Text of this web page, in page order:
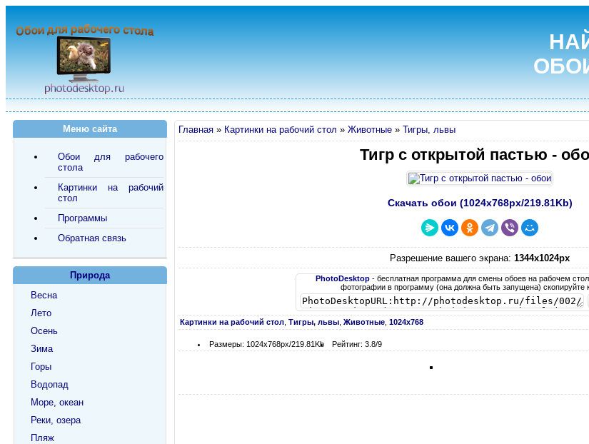
Главная » Картинки на рабочий стол » Животные » Тигры, львы
Тигр с открытой пастью -
Скачать обои (1024х768px/219.81Kb)
Разрешение вашего экрана: 1344x1024px
PhotoDesktop - бесплатная программа для смены обоев на рабочем
фотографии в программу (она должна быть запущена) скопируйте
Картинки на рабочий стол Тигры, львы Животные 1024х768
Размеры: 1024х768px/219.81Kb Рейтинг: 3.8/9
Меню сайта
Обои для рабочего
стола
Картинки на рабочий
стол
Программы
Обратная связь
Природа
Весна
Лето
Осень
Зима
Горы
Водопад
Море, океан
Реки, озера
Пляж